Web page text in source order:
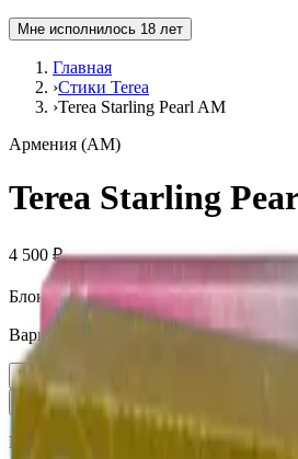
Мне исполнилось 18 лет
Главная
›Стики Terea
›Terea Starling Pearl AM
Армения (AM)
Terea Starling
4 500 ₽
Блок (10 пачек): 460 ₽
Вариант
Пачка
Блок × 104 500 ₽
Количество